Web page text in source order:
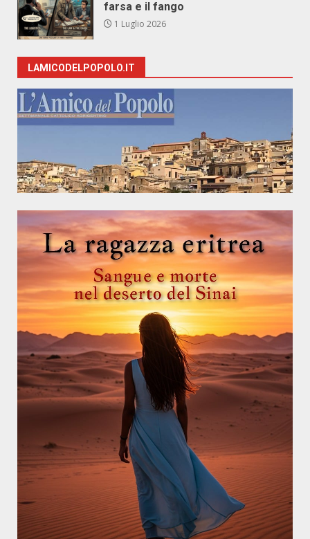
farsa e il fango
1 Luglio 2026
LAMICODELPOPOLO.IT